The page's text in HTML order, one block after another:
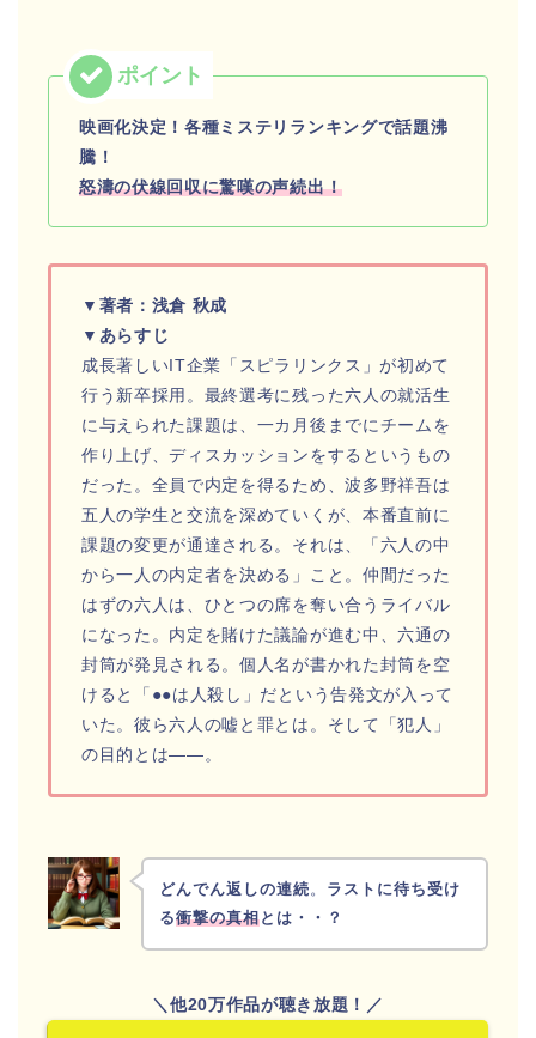
映画化決定！各種ミステリランキングで話題沸
騰！
怒濤の伏線回収に驚嘆の声続出！
▼著者：浅倉 秋成
▼あらすじ
成長著しいIT企業「スピラリンクス」が初めて
行う新卒採用。最終選考に残った六人の就活生
に与えられた課題は、一カ月後までにチームを
作り上げ、ディスカッションをするというもの
だった。全員で内定を得るため、波多野祥吾は
五人の学生と交流を深めていくが、本番直前に
課題の変更が通達される。それは、「六人の中
から一人の内定者を決める」こと。仲間だった
はずの六人は、ひとつの席を奪い合うライバル
になった。内定を賭けた議論が進む中、六通の
封筒が発見される。個人名が書かれた封筒を空
けると「●●は人殺し」だという告発文が入って
いた。彼ら六人の嘘と罪とは。そして「犯人」
の目的とは――。
どんでん返しの連続 。 ラストに待ち受け
る衝撃の真相とは・・？
＼他20万作品が聴き放題！／